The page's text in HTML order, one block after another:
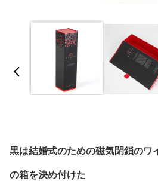
黒は結婚式のための磁気閉鎖のワ
の箱を決め付けた